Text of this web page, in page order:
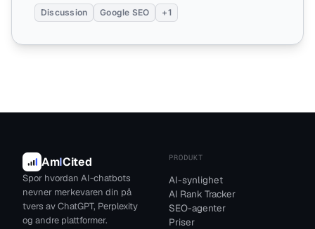
Discussion Google SEO +1
AmICited
Spor hvordan AI-chatbots
nevner merkevaren din på
tvers av ChatGPT, Perplexity
og andre plattformer.
PRODUKT
AI-synlighet
AI Rank Tracker
SEO-agenter
Priser